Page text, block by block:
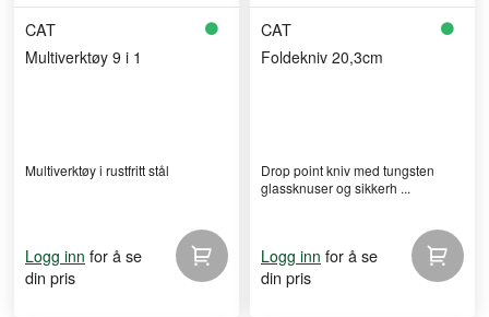
CAT
Multiverktøy 9 i 1
Multiverktøy i rustfritt stål
Logg inn for å se
din pris
CAT
Foldekniv 20,3cm
Drop point kniv med tungsten
glassknuser og sikkerh ...
Logg inn for å se
din pris